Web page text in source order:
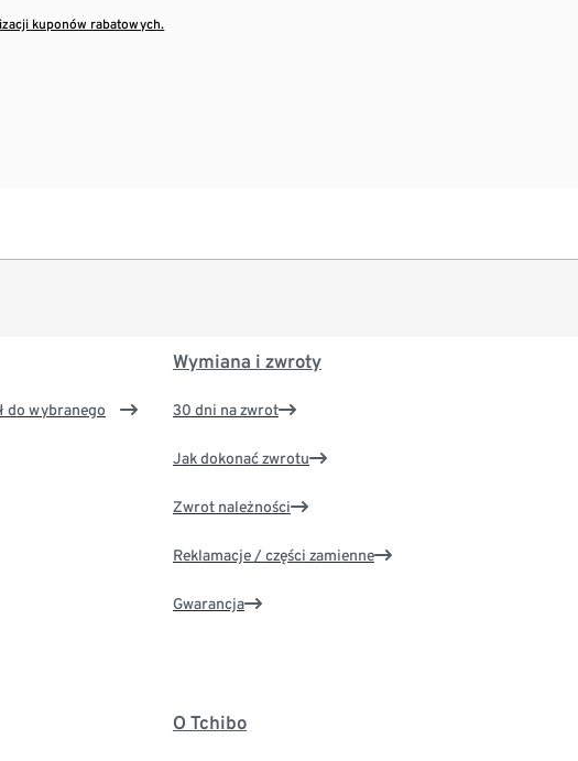
kuponów rabatowych.
do wybranego
Wymiana i zwroty
30 dni na zwrot
Jak dokonać zwrotu
Zwrot należności
Reklamacje / części zamienne
Gwarancja
O Tchibo